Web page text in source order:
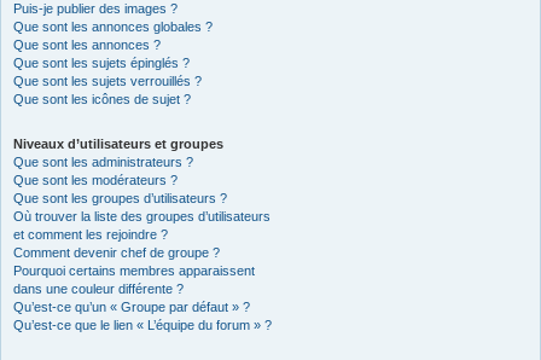
Puis-je publier des images ?
Que sont les annonces globales ?
Que sont les annonces ?
Que sont les sujets épinglés ?
Que sont les sujets verrouillés ?
Que sont les icônes de sujet ?
Niveaux d’utilisateurs et groupes
Que sont les administrateurs ?
Que sont les modérateurs ?
Que sont les groupes d’utilisateurs ?
Où trouver la liste des groupes d’utilisateurs
et comment les rejoindre ?
Comment devenir chef de groupe ?
Pourquoi certains membres apparaissent
dans une couleur différente ?
Qu’est-ce qu’un « Groupe par défaut » ?
Qu’est-ce que le lien « L’équipe du forum » ?